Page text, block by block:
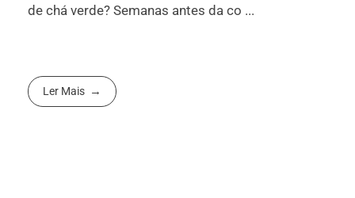
de chá verde? Semanas antes da co ...
Ler Mais